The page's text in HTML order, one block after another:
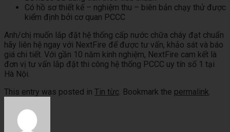
Có hồ sơ thiết kế – nghiệm thu – biên bản chạy thử được
kiểm định bởi cơ quan PCCC
Anh/chị muốn lắp đặt hệ thống cấp nước chữa cháy đạt chuẩn
hãy liên hệ ngay với NextFire để được tư vấn, khảo sát và báo
giá chi tiết. Với gần 10 năm kinh nghiệm, NextFire cam kết là
đơn vị tư vấn lắp đặt thi công hệ thống PCCC uy tín số 1 tại
Hà Nội.
This entry was posted in Tin từc . Bookmark the permalink